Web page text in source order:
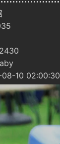
10 02:00:30